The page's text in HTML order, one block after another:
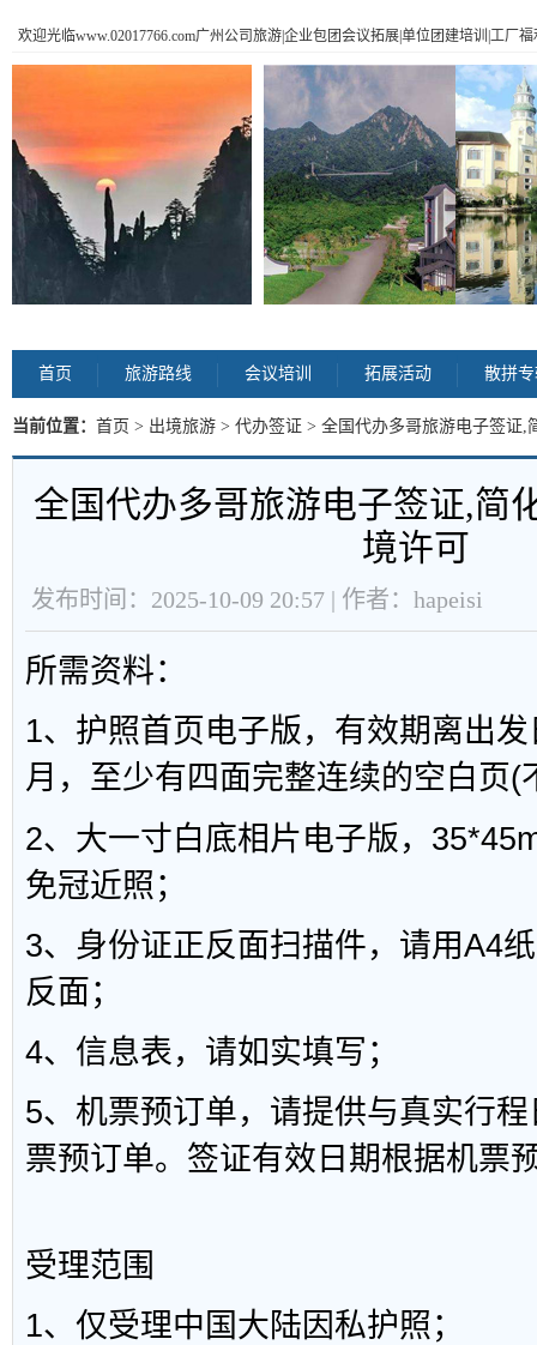
欢迎光临www.02017766.com广州公司旅游|企业包团会议拓展|单位团建培训|工厂
首页 旅游路线 会议培训 拓展活动 散拼
当前位置： 首页 > 出境旅游 > 代办签证 > 全国代办多哥旅游电子签证,
全国代办多哥旅游电子签证,简
境许可
发布时间：2025-10-09 20:57 | 作者：hapeisi
所需资料：
1、护照首页电子版，有效期离出
月，至少有四面完整连续的空白页(
2、大一寸白底相片电子版，
免冠近照；
3、身份证正反面扫描件，请用A4
反面；
4、信息表，请如实填写；
5、机票预订单，请提供与真实行
票预订单。签证有效日期根据机票
受理范围
1、仅受理中国大陆因私护照；